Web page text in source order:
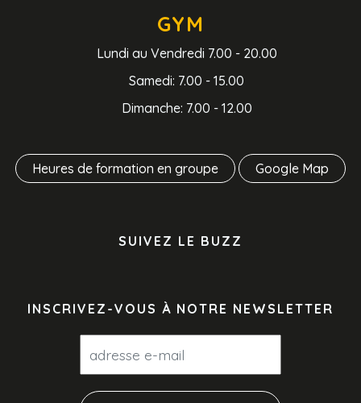
GYM
Lundi au Vendredi 7.00 - 20.00
Samedi: 7.00 - 15.00
Dimanche: 7.00 - 12.00
Heures de formation en groupe Google Map
SUIVEZ LE BUZZ
INSCRIVEZ-VOUS À NOTRE NEWSLETTER